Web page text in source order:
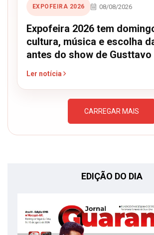
EXPOFEIRA 2026 08/08/2026
Expofeira 2026 tem
cultura, música e escolha
antes do show de Gusttavo
Ler notícia
CARREGAR MAIS
EDIÇÃO DO DIA